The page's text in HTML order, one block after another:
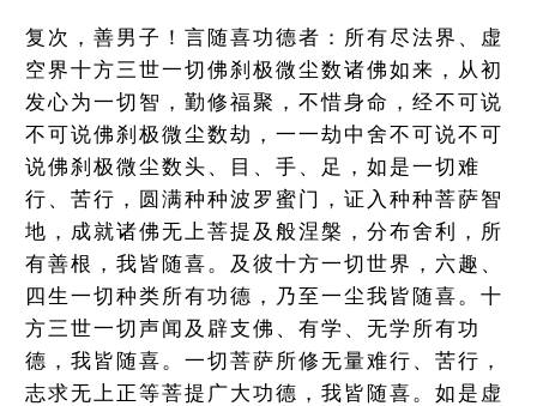
复次，善男子！言随喜功德者：所有尽法界、虚
空界十方三世一切佛刹极微尘数诸佛如来，从初
发心为一切智，勤修福聚，不惜身命，经不可说
不可说佛刹极微尘数劫，一一劫中舍不可说不可
说佛刹极微尘数头、目、手、足，如是一切难
行、苦行，圆满种种波罗蜜门，证入种种菩萨智
地，成就诸佛无上菩提及般涅槃，分布舍利，所
有善根，我皆随喜。及彼十方一切世界，六趣、
四生一切种类所有功德，乃至一尘我皆随喜。十
方三世一切声闻及辟支佛、有学、无学所有功
德，我皆随喜。一切菩萨所修无量难行、苦行，
志求无上正等菩提广大功德，我皆随喜。如是虚